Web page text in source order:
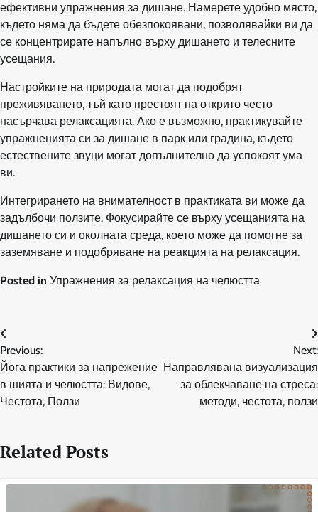
ефективни упражнения за дишане. Намерете удобно място,
където няма да бъдете обезпокоявани, позволявайки ви да
се концентрирате напълно върху дишането и телесните
усещания.
Настройките на природата могат да подобрят
преживяването, тъй като престоят на открито често
насърчава релаксацията. Ако е възможно, практикувайте
упражненията си за дишане в парк или градина, където
естествените звуци могат допълнително да успокоят ума
ви.
Интегрирането на внимателност в практиката ви може да
задълбочи ползите. Фокусирайте се върху усещанията на
дишането си и околната среда, което може да помогне за
заземяване и подобряване на реакцията на релаксация.
Posted in Упражнения за релаксация на челюстта
Post
navigation
Previous:
Йога практики за напрежение
в шията и челюстта: Видове,
Честота, Ползи
Next:
Направлявана визуализация
за облекчаване на стреса:
методи, честота, ползи
Related Posts